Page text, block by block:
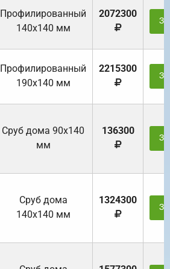
Профилированный
140х140 мм
2072300
Профилированный
190х140 мм
2215300
Cруб дома 90x140
мм
136300
Cруб дома
140х140 мм
1324300